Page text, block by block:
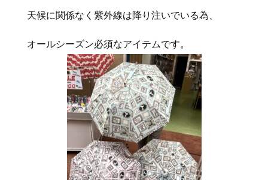
天候に関係なく紫外線は降り注いでいる為、
オールシーズン必須なアイテムです。